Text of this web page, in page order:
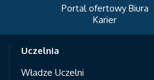
Portal ofertowy Biura
Uczelnia
Władze Uczelni